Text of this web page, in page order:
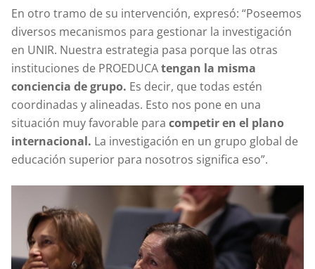
En otro tramo de su intervención, expresó: “Poseemos
diversos mecanismos para gestionar la investigación
en UNIR. Nuestra estrategia pasa porque las otras
instituciones de PROEDUCAtengan la misma
conciencia de grupo. Es decir, que todas estén
coordinadas y alineadas. Esto nos pone en una
situación muy favorable para competir en el plano
internacional. La investigación en un grupo global de
educación superior para nosotros significa eso”.